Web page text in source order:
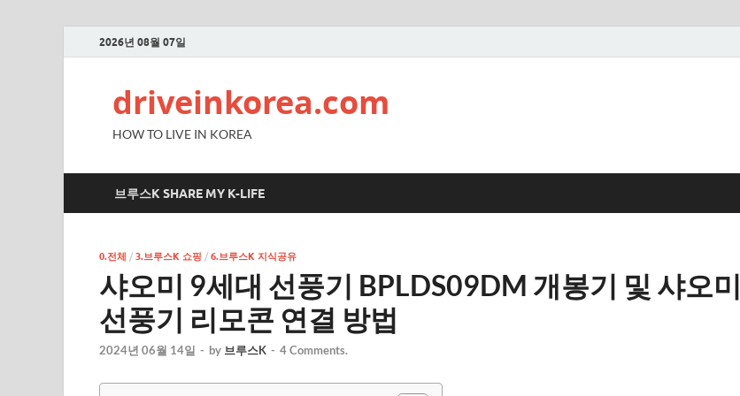
2026년 08월 07일
driveinkorea.com
HOW TO LIVE IN KOREA
브루스K SHARE MY K-LIFE
0.전체 / 3.브루스K 쇼핑 / 6.브루스K 지식공유
샤오미 9세대 선풍기 BPLDS09DM 개봉기 및 샤오미
선풍기 리모콘 연결 방법
2024년 06월 14일 - by 브루스K - 4 Comments.